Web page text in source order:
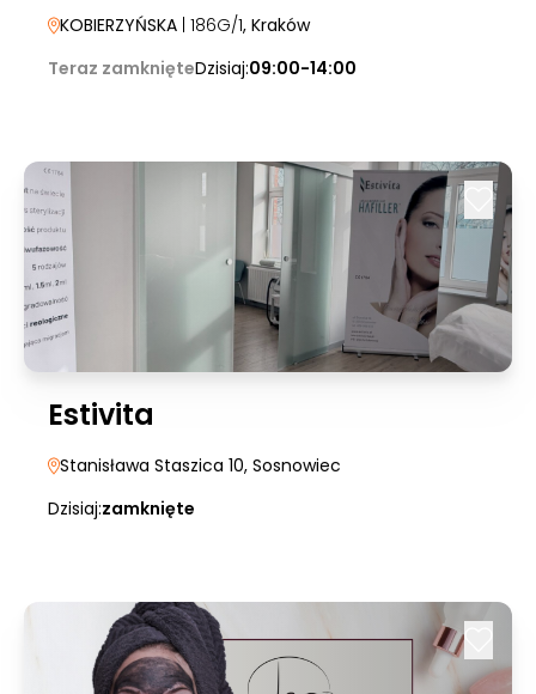
KOBIERZYŃSKA | 186G/1, Kraków
Teraz zamknięteDzisiaj:09:00-14:00
Estivita
Stanisława Staszica 10, Sosnowiec
Dzisiaj:zamknięte